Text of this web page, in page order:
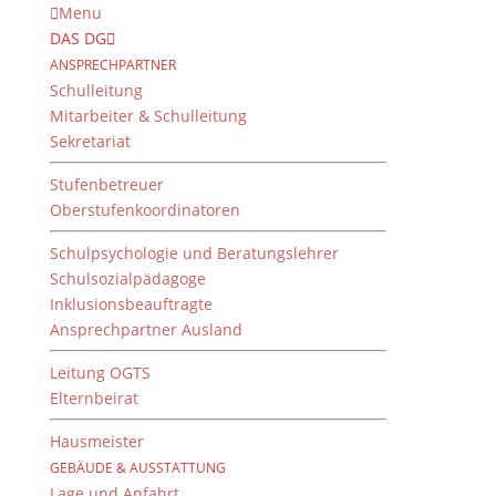
Menu
DAS DG
ANSPRECHPARTNER
Schulleitung
Mitarbeiter & Schulleitung
Sekretariat
Stufenbetreuer
Oberstufenkoordinatoren
Schulpsychologie und Beratungslehrer
Schulsozialpädagoge
Inklusionsbeauftragte
Ansprechpartner Ausland
Leitung OGTS
Elternbeirat
Hausmeister
GEBÄUDE & AUSSTATTUNG
Pugnate! – Testudo!
von Brigitte Ludwig
Kämpft! – Schildkröte!